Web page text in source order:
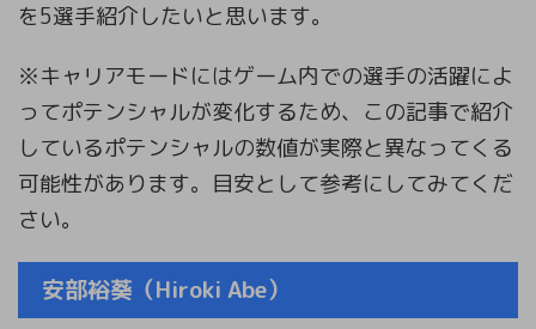
を5選手紹介したいと思います。
※キャリアモードにはゲーム内での選手の活躍によ
ってポテンシャルが変化するため、この記事で紹介
しているポテンシャルの数値が実際と異なってくる
可能性があります。目安として参考にしてみてくだ
さい。
安部裕葵（Hiroki Abe）